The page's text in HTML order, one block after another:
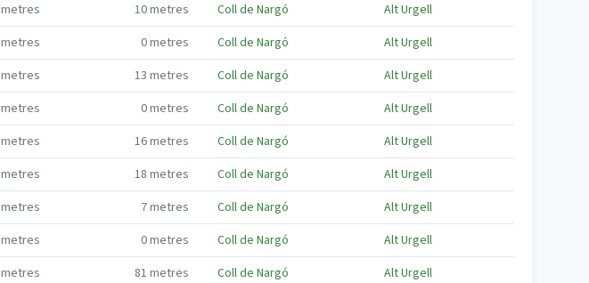
metres 10metres Coll de Nargó
Alt Urgell
metres 0metres Coll de Nargó
Alt Urgell
metres 13 metres Coll de Nargó
Alt Urgell
metres 0metres Coll de Nargó
Alt Urgell
metres 16metres Coll de Nargó
Alt Urgell
metres 18 metres Coll de Nargó
Alt Urgell
metres 7metres Coll de Nargó
Alt Urgell
metres 0metres Coll de Nargó
Alt Urgell
metres 81 metres Coll de Nargó
Alt Urgell